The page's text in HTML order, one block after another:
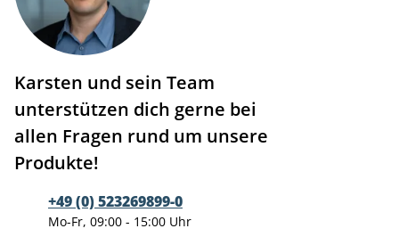
Karsten und sein Team
unterstützen dich gerne bei
allen Fragen rund um unsere
Produkte!
+49 (0) 523269899-0
Mo-Fr, 09:00 - 15:00 Uhr